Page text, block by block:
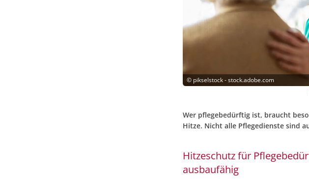
© pikselstock - stock.adobe.com
Wer pflegebedürftig ist, braucht
Hitze. Nicht alle Pflegedienste sind
Hitzeschutz für
ausbaufähig